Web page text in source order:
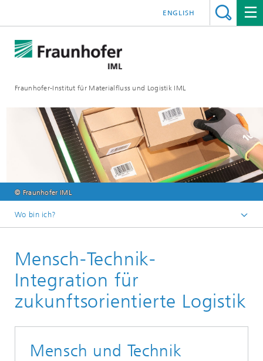
Fraunhofer-Institut für Materialfluss und Logistik IML
ENGLISH
© Fraunhofer IML
Wo bin ich?
Abteilungen
Materialflusssysteme
Technologien
Mensch-Technik-
Integration für
zukunftsorientierte Logistik
Mensch und Technik